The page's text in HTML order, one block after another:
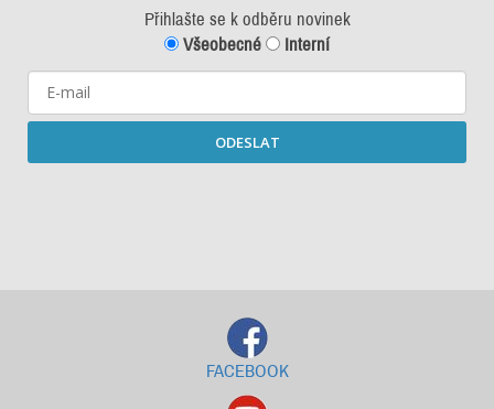
Přihlašte se k odběru novinek
Všeobecné
Interní
ODESLAT
FACEBOOK